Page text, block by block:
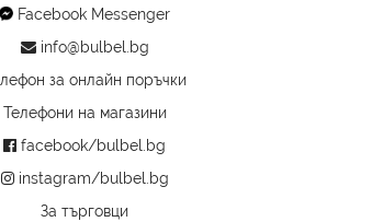
Facebook Messenger
info@bulbel.bg
за онлайн поръчки
Телефони на магазини
facebook/bulbel.bg
instagram/bulbel.bg
За търговци